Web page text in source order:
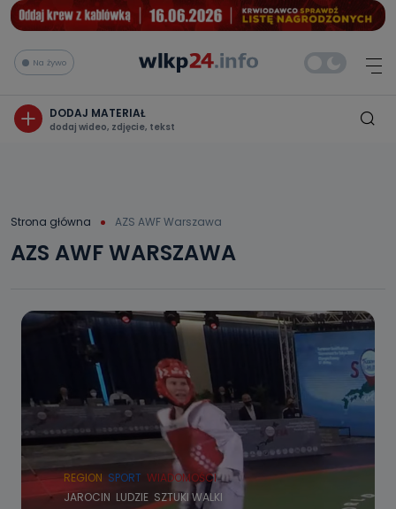
Na żywo
DODAJ MATERIAŁ
dodaj wideo, zdjęcie, tekst
Strona główna AZS AWF Warszawa
AZS AWF WARSZAWA
REGION SPORT WIADOMOŚCI
JAROCIN LUDZIE SZTUKI WALKI